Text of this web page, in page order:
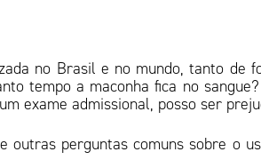
no Brasil e no mundo, tanto de
tempo a maconha fica no
exame admissional, posso ser
outras perguntas comuns sobre o